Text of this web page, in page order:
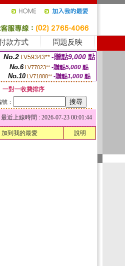
款方式 問題反映
No.2 LV59343** -贈點9,000 點
No.6 LV77023** -贈點5,000點
No.10 LV71888** -贈點1,000 點
一對一收費排序
：
最近上線時間 : 2026-07-23 00:01:44
加到我的最愛 說明